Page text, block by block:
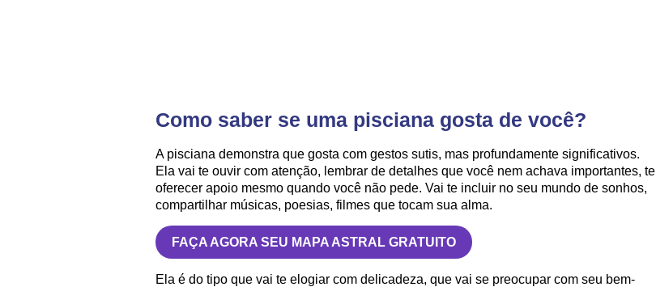
Como saber se uma pisciana gosta de você?
A pisciana demonstra que gosta com gestos sutis, mas profundamente significativos.
Ela vai te ouvir com atenção, lembrar de detalhes que você nem achava importantes, te
oferecer apoio mesmo quando você não pede. Vai te incluir no seu mundo de sonhos,
compartilhar músicas, poesias, filmes que tocam sua alma.
FAÇA AGORA SEU MAPA ASTRAL GRATUITO
Ela é do tipo que vai te elogiar com delicadeza, que vai se preocupar com seu bem-